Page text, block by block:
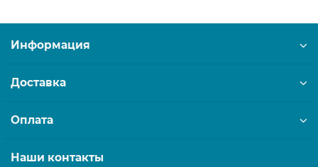
Информация
Доставка
Оплата
Наши контакты